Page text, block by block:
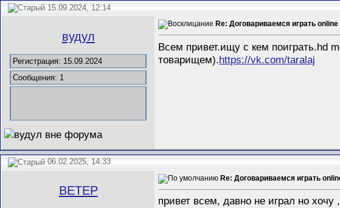
15.09.2024, 12:14
вудул
Регистрация: 15.09.2024
Сообщения: 1
Re: Договариваемся играть
Всем привет.ищу с кем поиграть.hd
товарищем).https://vk.com/taralaj
06.02.2025, 14:33
BETEP
Re: Договариваемся играть
привет всем, давно не играл но